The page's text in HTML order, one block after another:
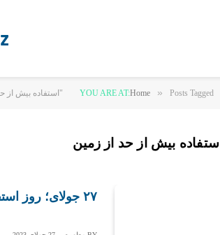
YOU ARE AT:Home » Posts Tagged "استفاده بیش از حد از زمین"
استفاده بیش از حد از زمین
۲۷ جولای؛ روز استفاده بیش از حد از زمین